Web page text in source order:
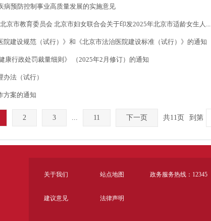
病预防控制事业高质量发展的实施意见
京市教育委员会 北京市妇女联合会关于印发2025年北京市适龄女生人...
建设规范（试行）》和《北京市法治医院建设标准（试行）》的通知
康行政处罚裁量细则》 （2025年2月修订）的通知
法（试行）
方案的通知
2 3 ... 11 下一页 共11页 到第
关于我们 站点地图 政务服务热线：12345
建议意见 法律声明